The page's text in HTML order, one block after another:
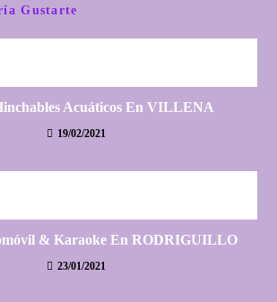
Gustarte
Acuáticos En VILLENA
19/02/2021
& Karaoke En RODRIGUILLO
23/01/2021